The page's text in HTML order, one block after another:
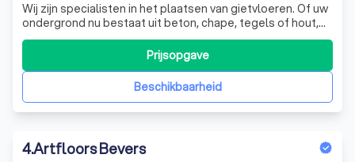
Wij zijn specialisten in het plaatsen van gietvloeren. Of uw
ondergrond nu bestaat uit beton, chape, tegels of hout,
wij kunnen een gietvloer naadloos aanbrengen. Het is
belangrijk dat uw ondergrond droog, vast en redelijk egaal
is. Eventuele oneffenheden kunnen wij met een
egalisatielaag wegwerken.Beschikbaarheid
Prijsopgave
4.Artfloors Bevers